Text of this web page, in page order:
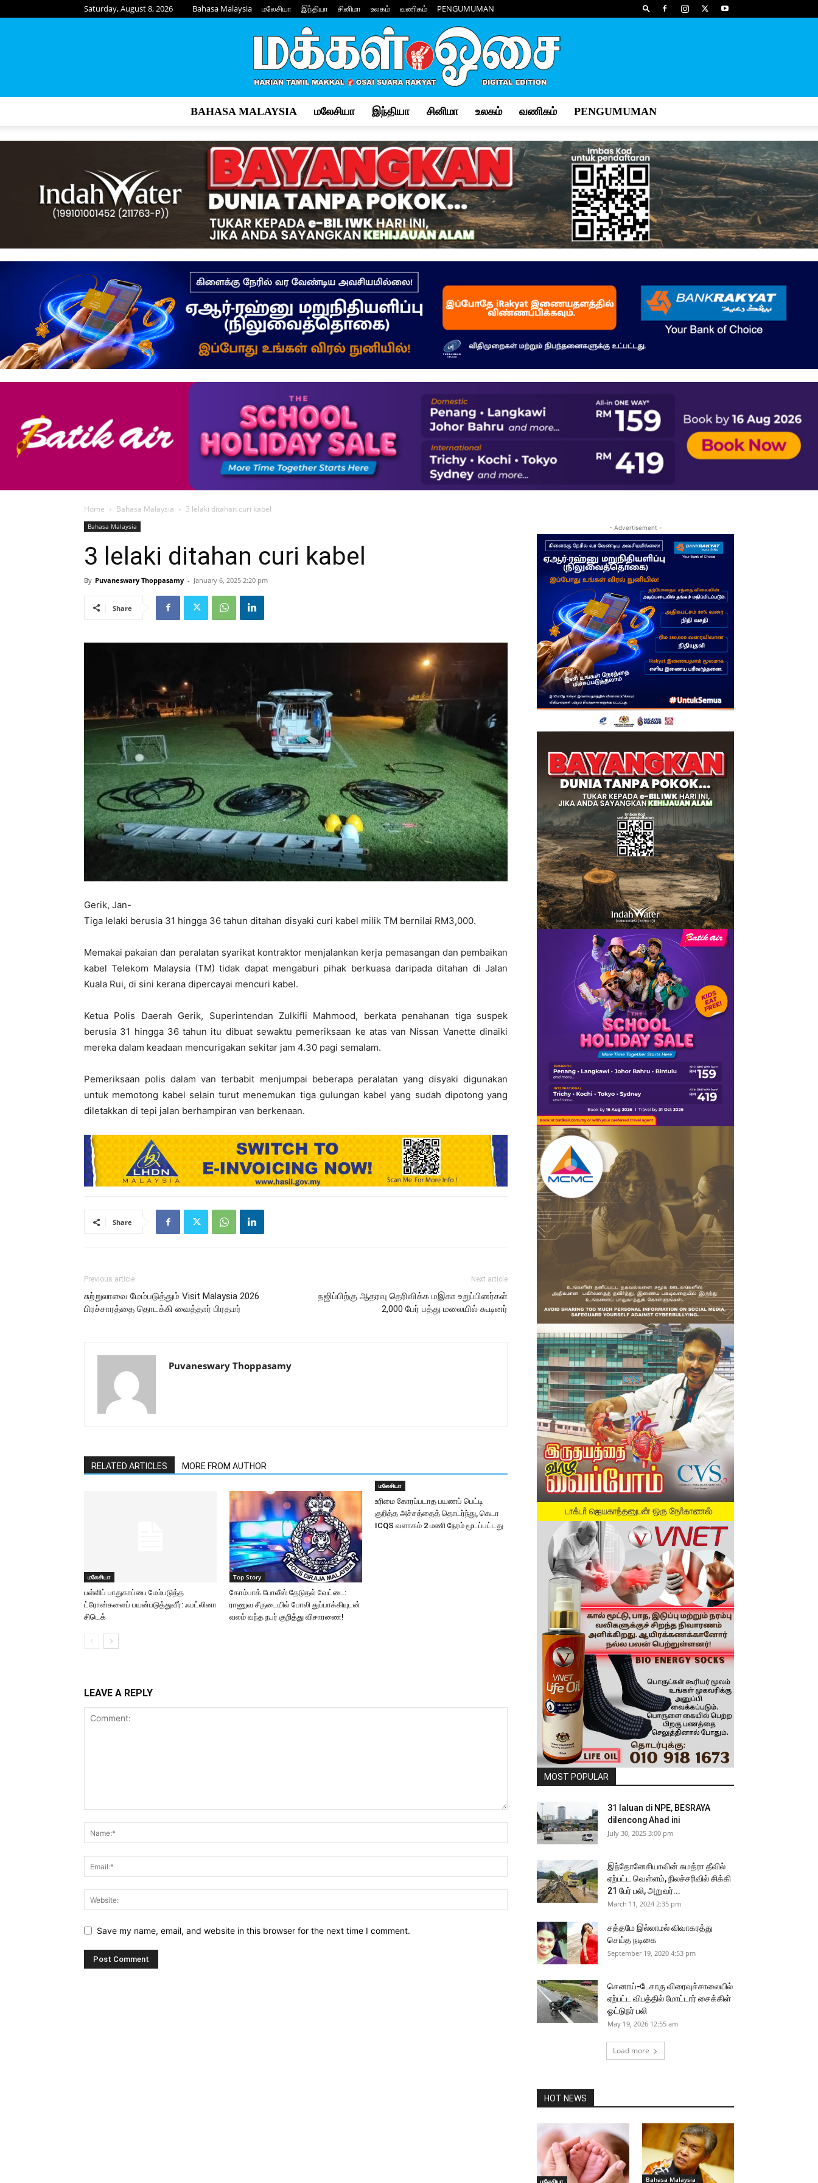
Saturday, August 8, 2026 Bahasa Malaysia மலேசியா இந்தியா சினிமா உலகம் வணிகம் PENGUMUMAN
Osai
–
மக்கள்
BAHASA MALAYSIA மலேசியா இந்தியா சினிமா உலகம் வணிகம் PENGUMUMAN
Home Bahasa Malaysia 3 lelaki ditahan curi kabel
Bahasa Malaysia
3 lelaki ditahan curi kabel
By Puvaneswary Thoppasamy - January 6, 2025 2:20 pm
Share
Gerik, Jan-
Tiga lelaki berusia 31 hingga 36 tahun ditahan disyaki curi kabel milik TM bernilai RM3,000.
Memakai pakaian dan peralatan syarikat kontraktor menjalankan kerja pemasangan dan pembaikan
kabel Telekom Malaysia (TM) tidak dapat mengaburi pihak berkuasa daripada ditahan di Jalan
Kuala Rui, di sini kerana dipercayai mencuri kabel.
Ketua Polis Daerah Gerik, Superintendan Zulkifli Mahmood, berkata penahanan tiga suspek
berusia 31 hingga 36 tahun itu dibuat sewaktu pemeriksaan ke atas van Nissan Vanette dinaiki
mereka dalam keadaan mencurigakan sekitar jam 4.30 pagi semalam.
Pemeriksaan polis dalam van terbabit menjumpai beberapa peralatan yang disyaki digunakan
untuk memotong kabel selain turut menemukan tiga gulungan kabel yang sudah dipotong yang
diletakkan di tepi jalan berhampiran van berkenaan.
Share
Previous article
சுற்றுலாவை மேம்படுத்தும் Visit Malaysia 2026
பிரச்சாரத்தை தொடக்கி வைத்தார் பிரதமர்
Next article
நஜிப்பிற்கு ஆதரவு தெரிவிக்க மஇகா உறுப்பினர்கள்
2,000 பேர் பத்து மலையில் கூடினர்
Puvaneswary Thoppasamy
RELATED ARTICLES MORE FROM AUTHOR
மலேசியா
பள்ளிப் பாதுகாப்பை மேம்படுத்த
ட்ரோன்களைப் பயன்படுத்துவீர்: ஃபட்லினா
சிடெக்
Top Story
கோம்பாக் போலீஸ் தேடுதல் வேட்டை:
ராணுவ சீருடையில் போலி துப்பாக்கியுடன்
வலம் வந்த நபர் குறித்து விசாரணை!
மலேசியா
உரிமை கோரப்படாத பயணப் பெட்டி
குறித்த அச்சத்தைத் தொடர்ந்து, கெடா
ICQS வளாகம் 2 மணி நேரம் மூடப்பட்டது
LEAVE A REPLY
Save my name, email, and website in this browser for the next time I comment.
- Advertisement -
MOST POPULAR
31 laluan di NPE, BESRAYA
dilencong Ahad ini
July 30, 2025 3:00 pm
இந்தோனேசியாவின் சுமத்ரா தீவில்
ஏற்பட்ட வெள்ளம், நிலச்சரிவில் சிக்கி
21 பேர் பலி, அறுவர்...
March 11, 2024 2:35 pm
சத்தமே இல்லாமல் விவாகரத்து
செய்த நடிகை
September 19, 2020 4:53 pm
செனாய்-டேசாரு விரைவுச்சாலையில்
ஏற்பட்ட விபத்தில் மோட்டார் சைக்கிள்
ஓட்டுநர் பலி
May 19, 2026 12:55 am
Load more
HOT NEWS
மலேசியா Bahasa Malaysia